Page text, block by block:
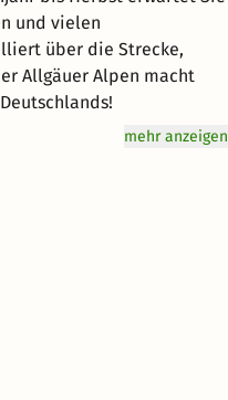
und vielen
über die Strecke,
mehr anzeigen